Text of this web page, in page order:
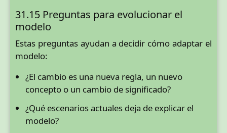
31.15 Preguntas para evolucionar el
modelo
Estas preguntas ayudan a decidir cómo adaptar el
modelo:
¿El cambio es una nueva regla, un nuevo
concepto o un cambio de significado?
¿Qué escenarios actuales deja de explicar el
modelo?